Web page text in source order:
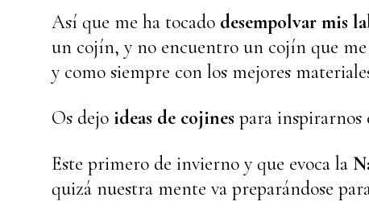
Así que me ha tocado desempolvar mis
un cojín, y no encuentro un cojín que me
y como siempre con los mejores
Os dejo ideas de cojines para inspirarnos
Este primero de invierno y que evoca la
quizá nuestra mente va preparándose